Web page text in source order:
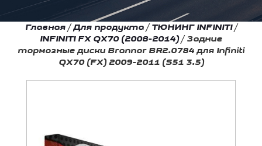
Главная /Для продукта /ТЮНИНГ INFINITI /
INFINITI FX QX70 (2008-2014) /Задние
тормозные диски Brannor BR2.0784 для Infiniti
QX70 (FX) 2009-2011 (S51 3.5)